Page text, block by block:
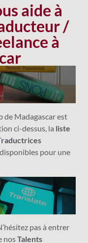
aide à
/
à
de Madagascar est
ci-dessus, la liste
pour une
pas à entrer
nosTalents